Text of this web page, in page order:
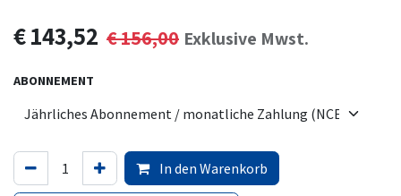
€143,52 €156,00 Exklusive Mwst.
ABONNEMENT
In den Warenkorb